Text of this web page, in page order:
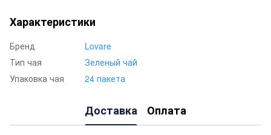
Характеристики
Бренд
Lovare
Тип чая
Зеленый чай
Упаковка чая
24 пакета
Доставка Оплата